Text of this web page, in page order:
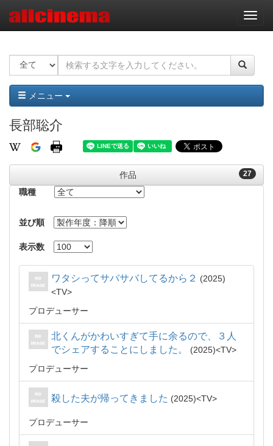
ナ
ビ
ー
ョ
ン
メニュー
長部聡介
27
作品
職種
並び順
表示数
ワタシってサバサバしてるから２
2025
TV
プロデューサー
北くんがかわいすぎて手に余るので、３人
でシェアすることにしました。
2025
TV
プロデューサー
殺した夫が帰ってきました 2025 TV
プロデューサー